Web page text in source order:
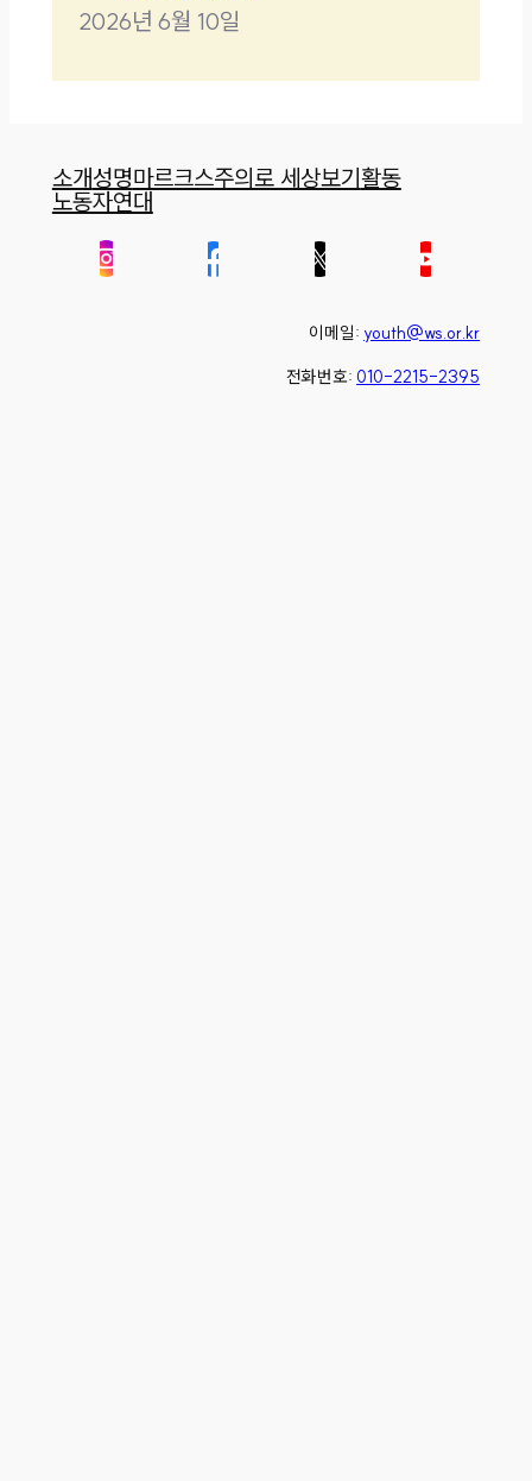
2026년 6월 10일
소개성명마르크스주의로 세상보기활동
노동자연대
이메일: youth@ws.or.kr
전화번호: 010-2215-2395